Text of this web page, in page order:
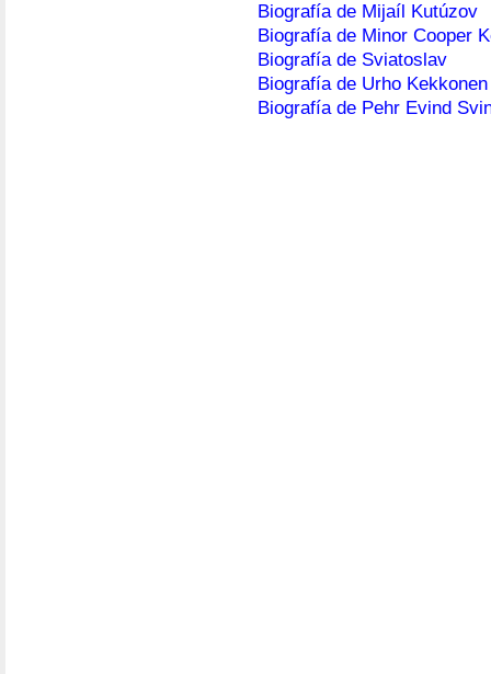
Biografía de Mijaíl Kutúzov
Biografía de Minor Cooper
Biografía de Sviatoslav
Biografía de Urho Kekkonen
Biografía de Pehr Evind